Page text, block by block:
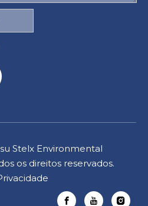
Stelx Environmental
os direitos reservados.